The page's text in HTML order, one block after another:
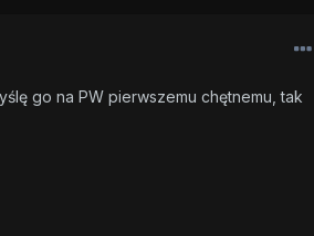
go na PW pierwszemu chętnemu, tak